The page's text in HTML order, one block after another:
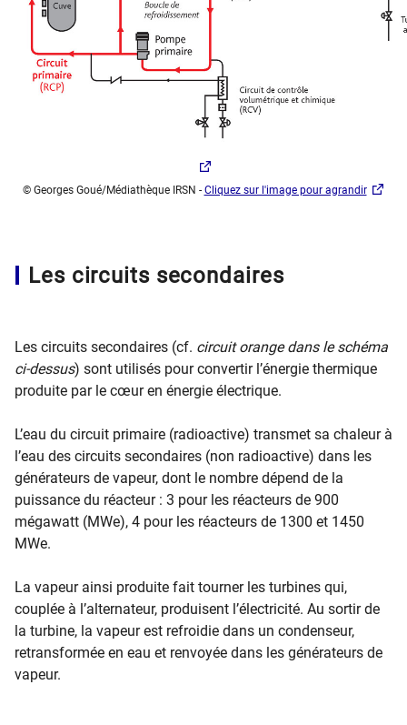
© Georges Goué/Médiathèque IRSN​​ - Cliquez sur l'image pour agrandir
Les circuits secondaires
Les circuits secondaires (cf. circuit orange dans le schéma
ci-dessus) sont utilisés pour convertir l’énergie thermique
produite par le cœur en énergie électrique.
L’eau du circuit primaire (radioactive) transmet sa chaleur à
l’eau des circuits secondaires (non radioactive) dans les
générateurs de vapeur, dont le nombre dépend de la
puissance du réacteur : 3 pour les réacteurs de 900
mégawatt (MWe), 4 pour les réacteurs de 1300 et 1450
MWe.
La vapeur ainsi produite fait tourner les turbines qui,
couplée à l’alternateur, produisent l’électricité. Au sortir de
la turbine, la vapeur est refroidie dans un condenseur,
retransformée en eau et renvoyée dans les générateurs de
vapeur.